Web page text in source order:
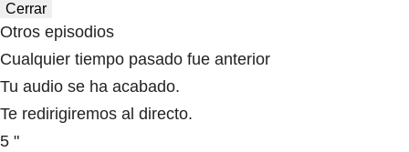
Cerrar
Otros episodios
Cualquier tiempo pasado fue anterior
Tu audio se ha acabado.
Te redirigiremos al directo.
5 "